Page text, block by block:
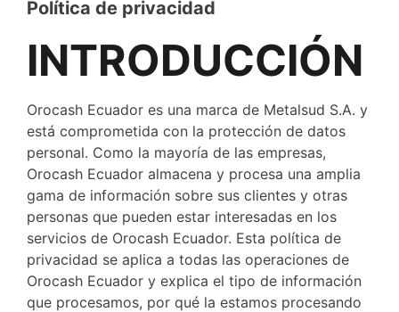
Política de privacidad
INTRODUCCIÓN
Orocash Ecuador es una marca de Metalsud S.A. y
está comprometida con la protección de datos
personal. Como la mayoría de las empresas,
Orocash Ecuador almacena y procesa una amplia
gama de información sobre sus clientes y otras
personas que pueden estar interesadas en los
servicios de Orocash Ecuador. Esta política de
privacidad se aplica a todas las operaciones de
Orocash Ecuador y explica el tipo de información
que procesamos, por qué la estamos procesando